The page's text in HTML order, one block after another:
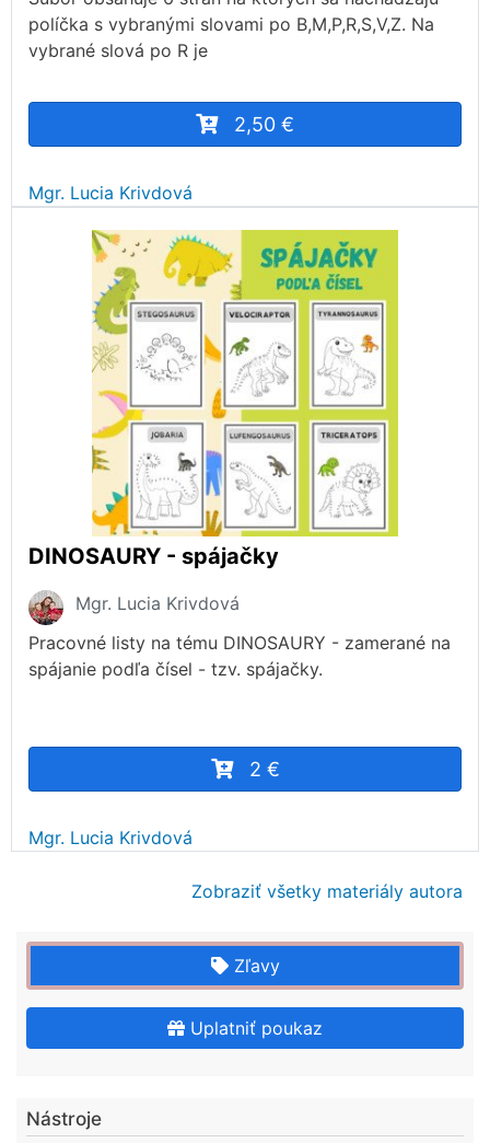
políčka s vybranými slovami po B,M,P,R,S,V,Z. Na
vybrané slová po R je
2,50 €
Mgr. Lucia Krivdová
DINOSAURY - spájačky
Mgr. Lucia Krivdová
Pracovné listy na tému DINOSAURY - zamerané na
spájanie podľa čísel - tzv. spájačky.
2 €
Mgr. Lucia Krivdová
Zobraziť všetky materiály autora
Zľavy
Uplatniť poukaz
Nástroje